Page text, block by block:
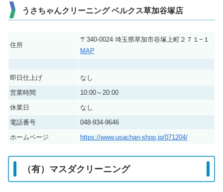
うさちゃんクリーニング ベルクス草加谷塚店
住所
〒340-0024 埼玉県草加市谷塚上町２７１−１
MAP
即日仕上げ
なし
営業時間
10:00～20:00
休業日
なし
電話番号
048-934-9646
ホームページ
https://www.usachan-shop.jp/071204/
（有）マスダクリーニング